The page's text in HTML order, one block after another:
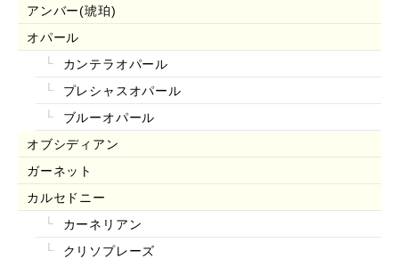
アンバー(琥珀)
オパール
カンテラオパール
プレシャスオパール
ブルーオパール
オブシディアン
ガーネット
カルセドニー
カーネリアン
クリソプレーズ